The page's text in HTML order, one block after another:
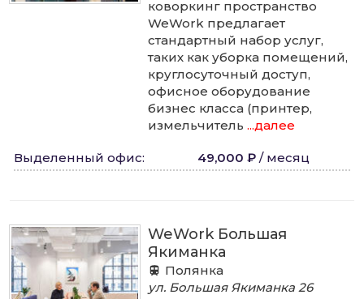
коворкинг пространство
WeWork предлагает
стандартный набор услуг,
таких как уборка помещений,
круглосуточный доступ,
офисное оборудование
бизнес класса (принтер,
измельчитель ...далее
Выделенный офис: 49,000 ₽ / месяц
WeWork Большая
Якиманка
Полянка
ул. Большая Якиманка 26